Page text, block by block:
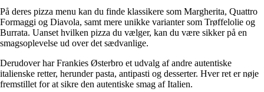
På deres pizza menu kan du finde klassikere som Margherita, Quattro
Formaggi og Diavola, samt mere unikke varianter som Trøffelolie og
Burrata. Uanset hvilken pizza du vælger, kan du være sikker på en
smagsoplevelse ud over det sædvanlige.
Derudover har Frankies Østerbro et udvalg af andre autentiske
italienske retter, herunder pasta, antipasti og desserter. Hver ret er nøje
fremstillet for at sikre den autentiske smag af Italien.